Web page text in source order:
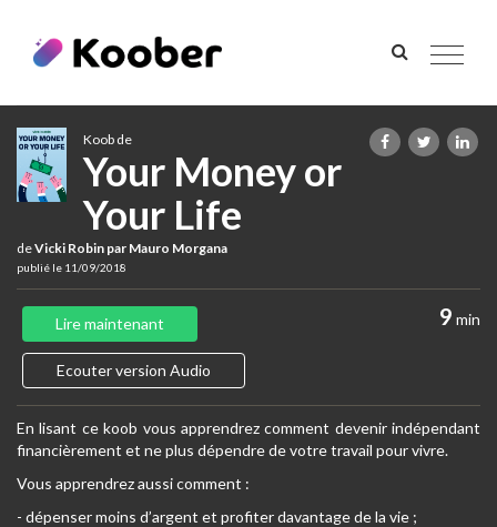
Toggle
Koob de
Your Money or
Your Life
deVicki Robin par Mauro Morgana
publié le 11/09/2018
9 min
Lire maintenant
Ecouter version Audio
En lisant ce koob vous apprendrez comment devenir indépendant
financièrement et ne plus dépendre de votre travail pour vivre.
Vous apprendrez aussi comment :
- dépenser moins d’argent et profiter davantage de la vie ;